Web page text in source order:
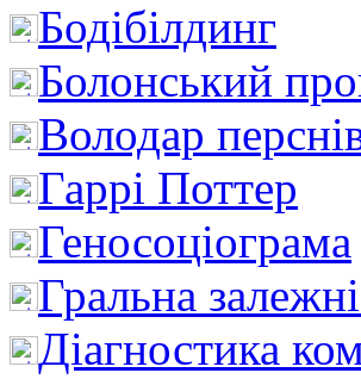
Бодібілдинг
Болонський
Володар
Гаррі Поттер
Геносоціограма
Гральна
Діагностика